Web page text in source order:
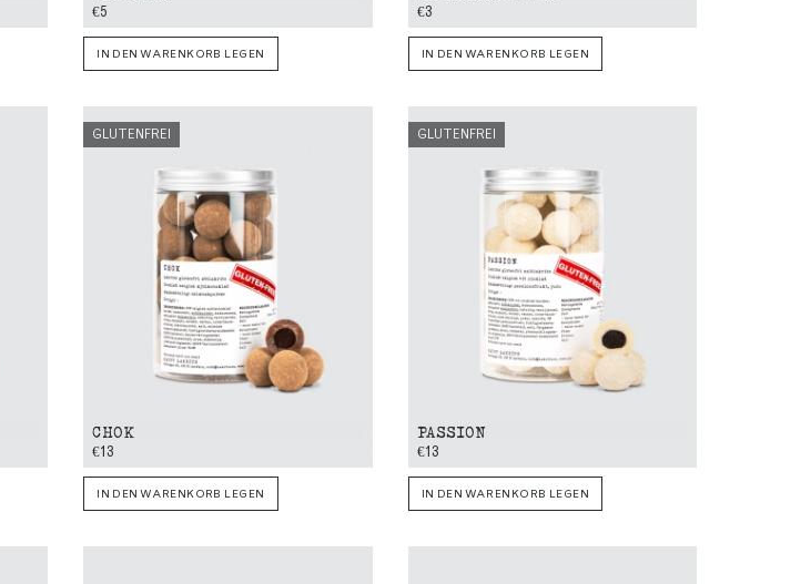
€5
IN DEN WARENKORB LEGEN
€3
IN DEN WARENKORB LEGEN
GLUTENFREI
CHOK
€13
IN DEN WARENKORB LEGEN
GLUTENFREI
PASSION
€13
IN DEN WARENKORB LEGEN